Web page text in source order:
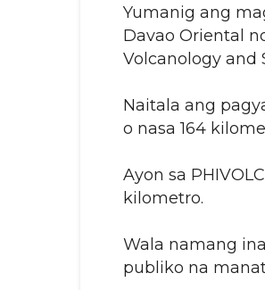
Yumanig ang
Davao Oriental
Volcanology and
Naitala ang
o nasa 164
Ayon sa
kilometro.
Wala namang
publiko na